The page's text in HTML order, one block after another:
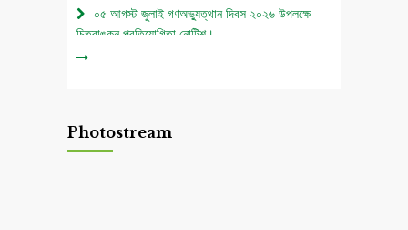
০৫ আগস্ট জুলাই গণঅভ্যুত্থান দিবস ২০২৬ উপলক্ষে
চিত্রাঙ্কন প্রতিযোগিতা নোটিশ।
এনওসি-ডাঃ শরিমিন সোবহান কাবেরী, প্রভাষক, ফরেনসিক
Photostream